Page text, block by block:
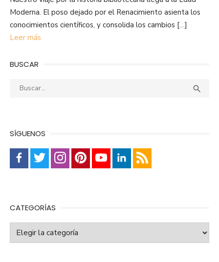
Moderna. El poso dejado por el Renacimiento asienta los
conocimientos científicos, y consolida los cambios […]
Leer más
BUSCAR
Buscar: 
SÍGUENOS
CATEGORÍAS
Categorías